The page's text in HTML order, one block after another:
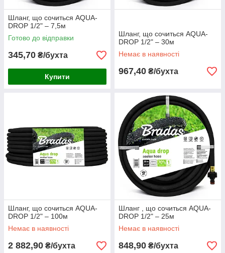
Шланг, що сочиться AQUA-
DROP 1/2" – 7,5м
Готово до відправки
345,70 ₴/бухта
Купити
Шланг, що сочиться AQUA-
DROP 1/2" – 30м
Немає в наявності
967,40 ₴/бухта
Шланг, що сочиться AQUA-
DROP 1/2" – 100м
Немає в наявності
2 882,90 ₴/бухта
Шланг , що сочиться AQUA-
DROP 1/2" – 25м
Немає в наявності
848,90 ₴/бухта